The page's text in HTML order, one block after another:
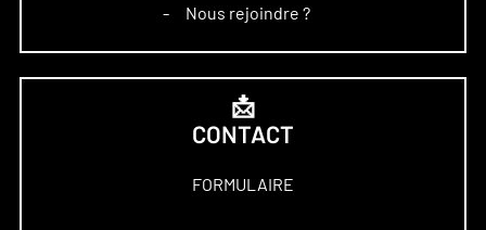
– Nous rejoindre ?
📩
CONTACT
FORMULAIRE